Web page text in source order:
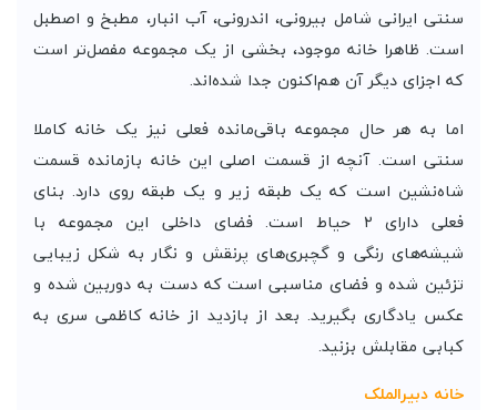
سنتی ایرانی شامل بیرونی، اندرونی، آب انبار، مطبخ و اصطبل
است. ظاهرا خانه موجود، بخشی از یک مجموعه مفصل‌تر است
که اجزای دیگر آن هم‌اکنون جدا شده‌اند.
اما به هر حال مجموعه باقی‌مانده فعلی نیز یک خانه کاملا
سنتی است. آنچه از قسمت اصلی این خانه بازمانده قسمت
شاه‌نشین است که یک طبقه زیر و یک طبقه روی دارد. بنای
فعلی دارای ۲ حیاط است. فضای داخلی این مجموعه با
شیشه‌های رنگی و گچبری‌های پرنقش و نگار به شکل زیبایی
تزئین شده و فضای مناسبی است که دست به دوربین شده و
عکس یادگاری بگیرید. بعد از بازدید از خانه کاظمی سری به
کبابی مقابلش بزنید.
خانه دبیرالملک